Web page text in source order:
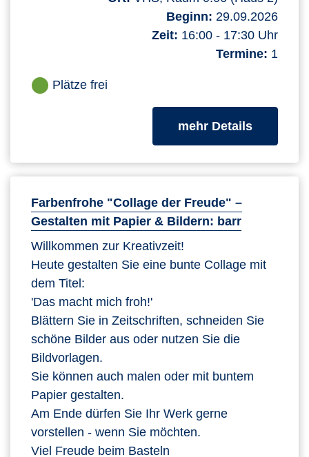
Beginn: 29.09.2026
Zeit: 16:00 - 17:30 Uhr
Termine: 1
Plätze frei
mehr Detailszum
Farbenfrohe "Collage der Freude" –
Gestalten mit Papier & Bildern: barr
Willkommen zur Kreativzeit!
Heute gestalten Sie eine bunte Collage mit
dem Titel:
'Das macht mich froh!'
Blättern Sie in Zeitschriften, schneiden Sie
schöne Bilder aus oder nutzen Sie die
Bildvorlagen.
Sie können auch malen oder mit buntem
Papier gestalten.
Am Ende dürfen Sie Ihr Werk gerne
vorstellen - wenn Sie möchten.
Viel Freude beim Basteln